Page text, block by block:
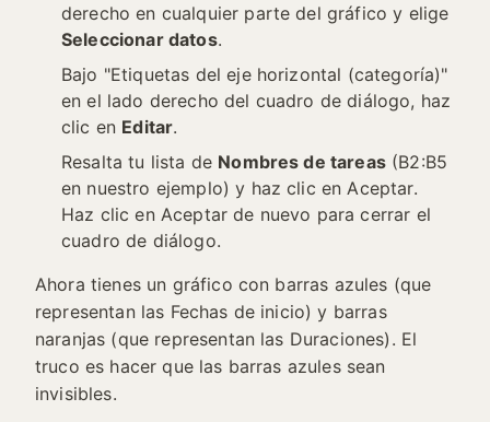
derecho en cualquier parte del gráfico y elige
Seleccionar datos.
Bajo "Etiquetas del eje horizontal (categoría)"
en el lado derecho del cuadro de diálogo, haz
clic en Editar.
Resalta tu lista de Nombres de tareas(B2:B5
en nuestro ejemplo) y haz clic en Aceptar.
Haz clic en Aceptar de nuevo para cerrar el
cuadro de diálogo.
Ahora tienes un gráfico con barras azules (que
representan las Fechas de inicio) y barras
naranjas (que representan las Duraciones). El
truco es hacer que las barras azules sean
invisibles.